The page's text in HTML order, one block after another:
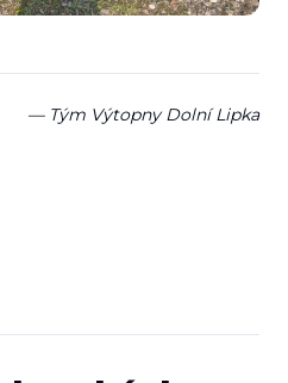
— Tým Výtopny Dolní Lipka